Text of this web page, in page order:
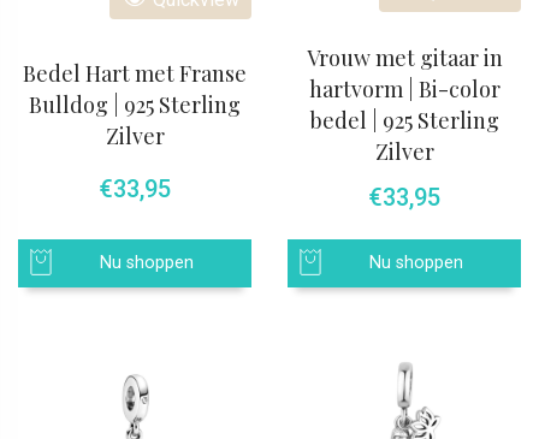
Bedel Hart met Franse
Bulldog | 925 Sterling
Zilver
€33,95
Nu shoppen
Vrouw met gitaar in
hartvorm | Bi-color
bedel | 925 Sterling
Zilver
€33,95
Nu shoppen